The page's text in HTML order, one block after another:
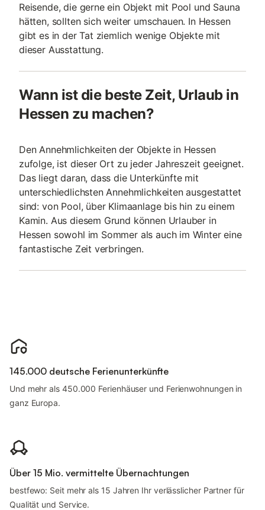
Reisende, die gerne ein Objekt mit Pool und Sauna
hätten, sollten sich weiter umschauen. In Hessen
gibt es in der Tat ziemlich wenige Objekte mit
dieser Ausstattung.
Wann ist die beste Zeit, Urlaub in
Hessen zu machen?
Den Annehmlichkeiten der Objekte in Hessen
zufolge, ist dieser Ort zu jeder Jahreszeit geeignet.
Das liegt daran, dass die Unterkünfte mit
unterschiedlichsten Annehmlichkeiten ausgestattet
sind: von Pool, über Klimaanlage bis hin zu einem
Kamin. Aus diesem Grund können Urlauber in
Hessen sowohl im Sommer als auch im Winter eine
fantastische Zeit verbringen.
145.000 deutsche Ferienunterkünfte
Und mehr als 450.000 Ferienhäuser und Ferienwohnungen in
ganz Europa.
Über 15 Mio. vermittelte Übernachtungen
bestfewo: Seit mehr als 15 Jahren Ihr verlässlicher Partner für
Qualität und Service.